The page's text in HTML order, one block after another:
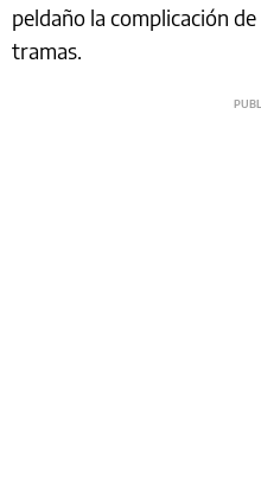
peldaño la complicación
tramas.